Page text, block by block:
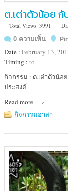
ต.เต่าตัวน้อย กั
Total Views: 3991
0 ความเห็น
Date : February 13,
Timing : to
Location
:
อนุรักษ์
พันธุ์
ทะเล
(เกาะ
มัน
ใน)
กิจกรรม : ต.เต่าตัวน้
ประสงค์
Read more
กิจกรรมอาสา